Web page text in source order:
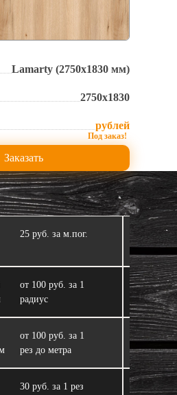
Lamarty (2750x1830 мм)
2750х1830
рублей
Заказать
25 руб. за м.пог.
от 100 руб. за 1
радиус
ЛДСП
от 100 руб. за 1
рез до метра
Склейка
из ЛДСП
30 руб. за 1 рез
Завал